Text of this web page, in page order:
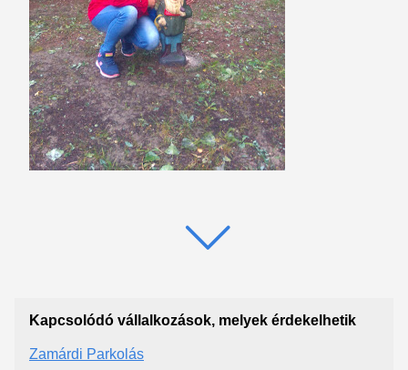
Kapcsolódó vállalkozások, melyek érdekelhetik
Zamárdi Parkolás